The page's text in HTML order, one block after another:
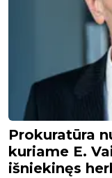
Prokuratūra
kuriame E.
išniekinęs